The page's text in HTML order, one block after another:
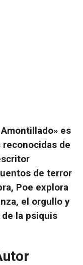
» es
reconocidas de
de terror
Poe explora
el orgullo y
la psiquis